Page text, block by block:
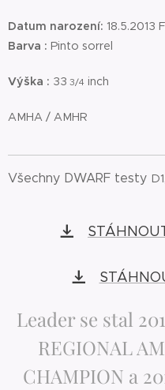
Datum narození: 18.5.2013
Barva : Pinto sorrel
Výška : 33 3/4 inch
AMHA / AMHR
Všechny DWARF testy
Leader se stal
REGIONAL
CHAMPION a